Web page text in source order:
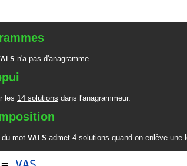
n'a pas d'anagramme.
les 14 solutions dans l'anagrammeur.
du mot VALS admet 4 solutions quand on enlève une